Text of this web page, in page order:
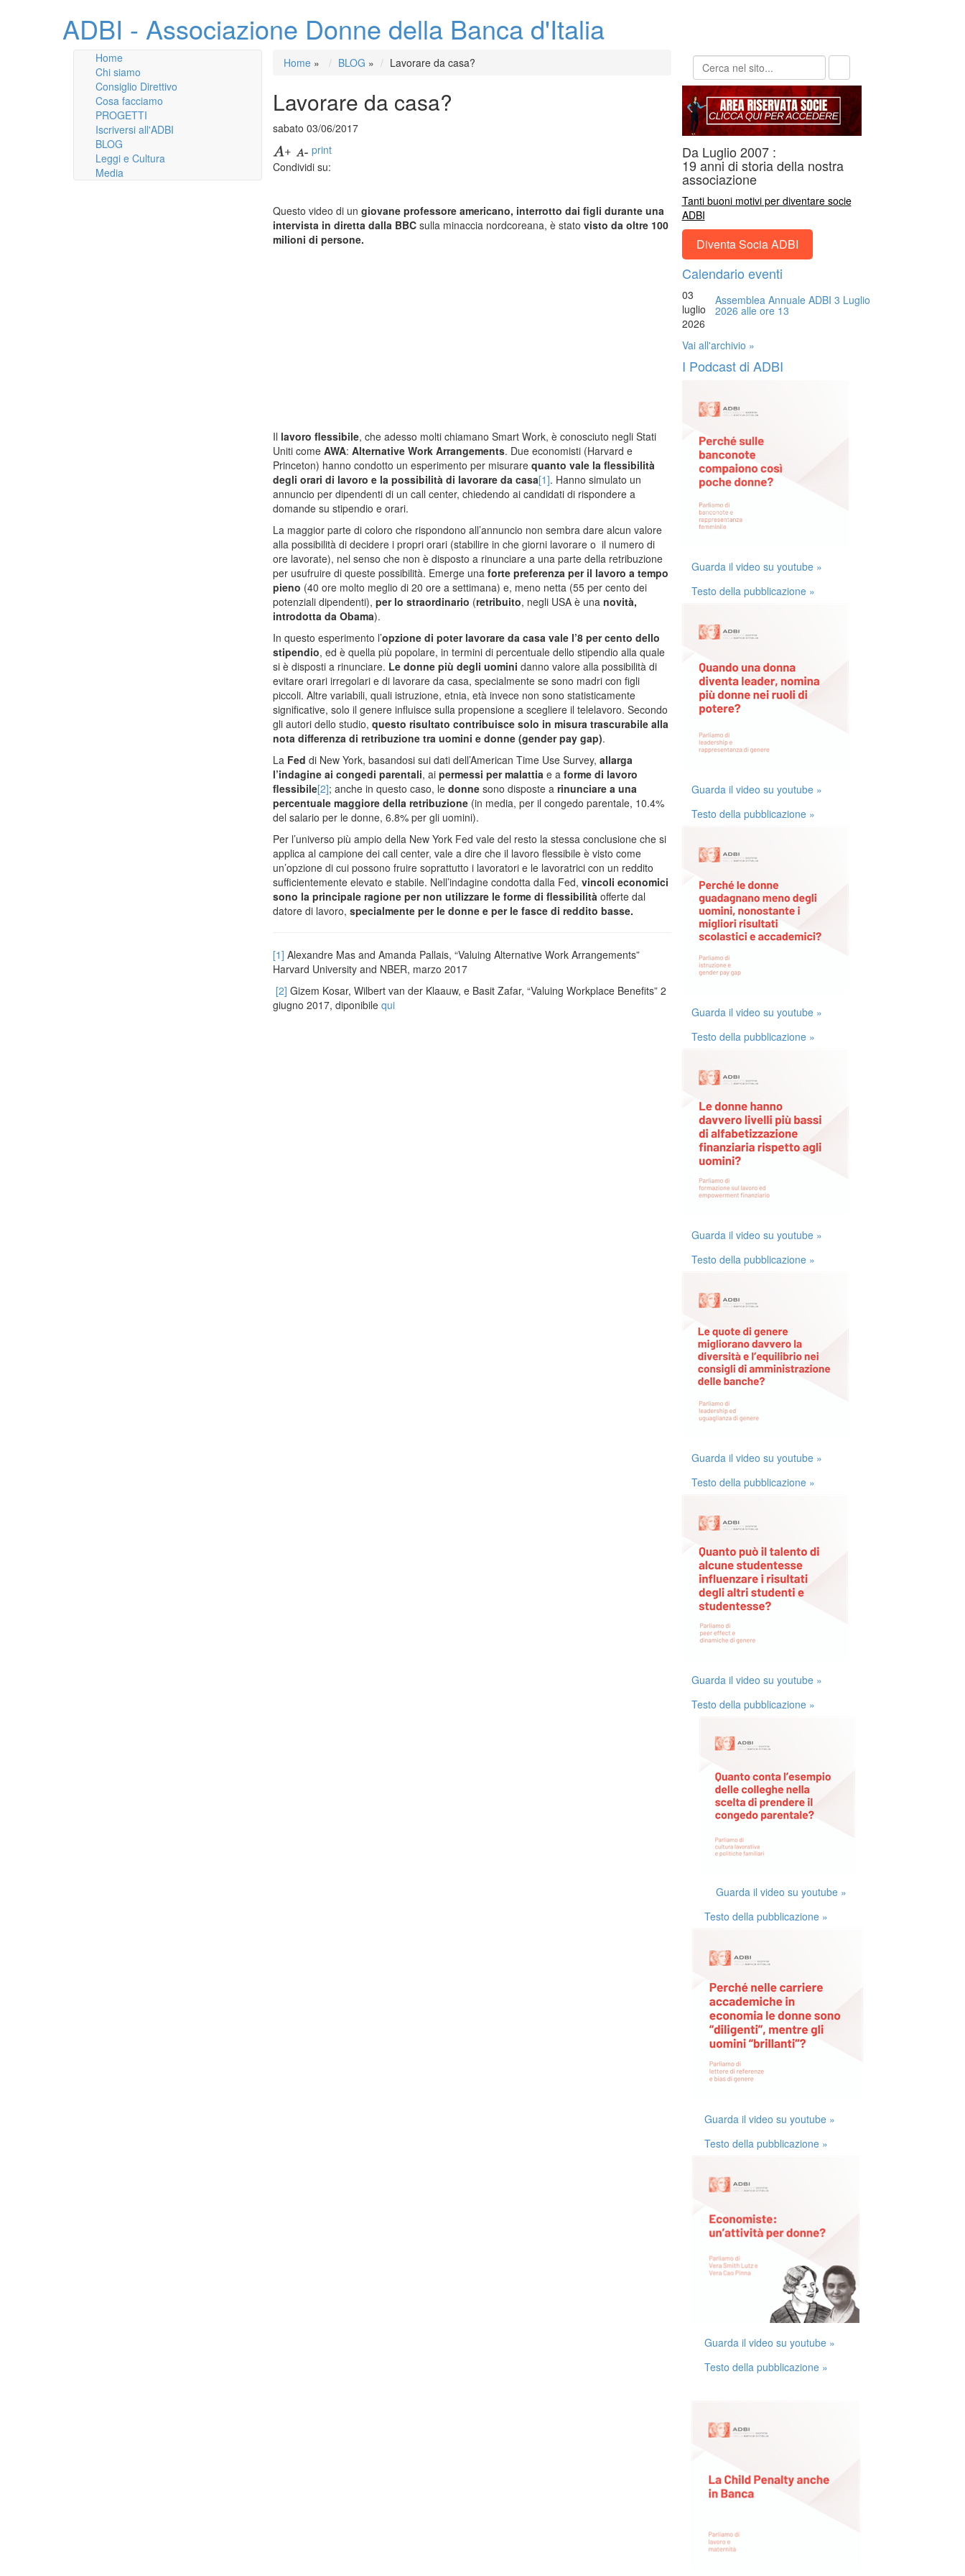
ADBI - Associazione Donne della Banca d'Italia
Home
Chi siamo
Consiglio Direttivo
Cosa facciamo
PROGETTI
Iscriversi all'ADBI
BLOG
Leggi e Cultura
Media
Home» BLOG » Lavorare da casa?
Lavorare da casa?
sabato 03/06/2017
print
Condividi su:
Questo video di un giovane professore americano, interrotto dai figli durante una
intervista in diretta dalla BBCsulla minaccia nordcoreana, è stato visto da oltre 100
milioni di persone.
Il lavoro flessibile, che adesso molti chiamano Smart Work, è conosciuto negli Stati
Uniti come AWA: Alternative Work Arrangements. Due economisti (Harvard e
Princeton) hanno condotto un esperimento per misurare quanto vale la flessibilità
degli orari di lavoro e la possibilità di lavorare da casa[1]. Hanno simulato un
annuncio per dipendenti di un call center, chiedendo ai candidati di rispondere a
domande su stipendio e orari.
La maggior parte di coloro che rispondono all’annuncio non sembra dare alcun valore
alla possibilità di decidere i propri orari (stabilire in che giorni lavorare o il numero di
ore lavorate), nel senso che non è disposto a rinunciare a una parte della retribuzione
per usufruire di queste possibilità. Emerge unaforte preferenza per il lavoro a tempo
pieno (40 ore molto meglio di 20 ore a settimana) e, meno netta (55 per cento dei
potenziali dipendenti), per lo straordinario (retribuito, negli USA è una novità,
introdotta da Obama).
In questo esperimento l’opzione di poter lavorare da casa vale l’8 per cento dello
stipendio, ed è quella più popolare, in termini di percentuale dello stipendio alla quale
si è disposti a rinunciare. Le donne più degli uomini danno valore alla possibilità di
evitare orari irregolari e di lavorare da casa, specialmente se sono madri con figli
piccoli. Altre variabili, quali istruzione, etnia, età invece non sono statisticamente
significative, solo il genere influisce sulla propensione a scegliere il telelavoro. Secondo
gli autori dello studio, questo risultato contribuisce solo in misura trascurabile alla
nota differenza di retribuzione tra uomini e donne (gender pay gap).
La Fed di New York, basandosi sui dati dell’American Time Use Survey, allarga
l’indagine ai congedi parentali, ai permessi per malattiae a forme di lavoro
flessibile[2]; anche in questo caso, le donnesono disposte a rinunciare a una
percentuale maggiore della retribuzione(in media, per il congedo parentale, 10.4%
del salario per le donne, 6.8% per gli uomini).
Per l’universo più ampio della New York Fed vale del resto la stessa conclusione che si
applica al campione dei call center, vale a dire che il lavoro flessibile è visto come
un’opzione di cui possono fruire soprattutto i lavoratori e le lavoratrici con un reddito
sufficientemente elevato e stabile. Nell’indagine condotta dalla Fed, vincoli economici
sono la principale ragione per non utilizzare le forme di flessibilitàofferte dal
datore di lavoro, specialmente per le donne e per le fasce di reddito basse.
[1] Alexandre Mas and Amanda Pallais, “Valuing Alternative Work Arrangements”
Harvard University and NBER, marzo 2017
[2] Gizem Kosar, Wilbert van der Klaauw, e Basit Zafar, “Valuing Workplace Benefits” 2
giugno 2017, diponibile qui
Da Luglio 2007 :
19 anni di storia della nostra
associazione
Tanti buoni motivi per diventare socie
ADBI
Diventa Socia ADBI
Calendario eventi
03
luglio
2026
Assemblea Annuale ADBI 3 Luglio
2026 alle ore 13
Vai all'archivio »
I Podcast di ADBI
Guarda il video su youtube »
Testo della pubblicazione »
Guarda il video su youtube »
Testo della pubblicazione »
Guarda il video su youtube »
Testo della pubblicazione »
Guarda il video su youtube »
Testo della pubblicazione »
Guarda il video su youtube »
Testo della pubblicazione »
Guarda il video su youtube »
Testo della pubblicazione »
Guarda il video su youtube »
Testo della pubblicazione »
Guarda il video su youtube »
Testo della pubblicazione »
Guarda il video su youtube »
Testo della pubblicazione »